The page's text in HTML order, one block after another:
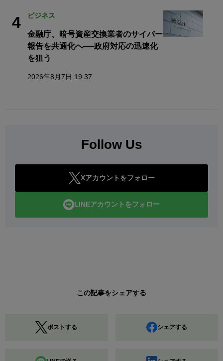
4 ビジネス
金融庁、暗号資産交換業者のサイバー
報告を共通化へ──政府対応の迅速化
を狙う
2026年8月7日 19:37
Follow Us
Xアカウントをフォロー
LINEアカウントをフォロー
この記事をシェアする
ポストする シェアする